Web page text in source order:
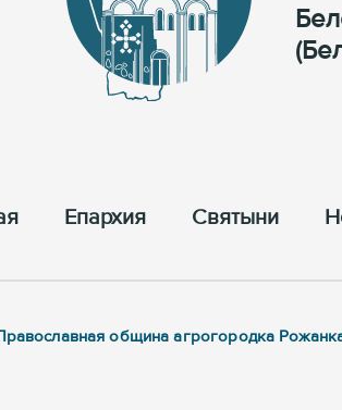
Епархия Cвятыни
община агрогородка